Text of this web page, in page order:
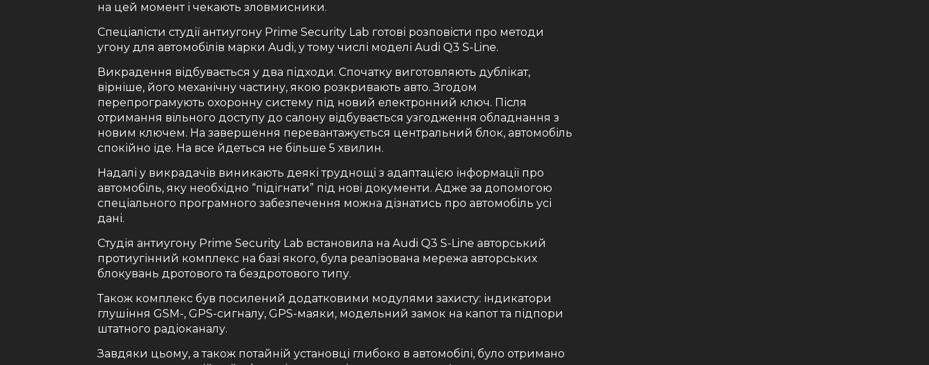
на цей момент і чекають зловмисники.
Спеціалісти студії антиугону Prime Security Lab готові розповісти про методи
угону для автомобілів марки Audi, у тому числі моделі Audi Q3 S-Line.
Викрадення відбувається у два підходи. Спочатку виготовляють дублікат,
вірніше, його механічну частину, якою розкривають авто. Згодом
перепрограмують охоронну систему під новий електронний ключ. Після
отримання вільного доступу до салону відбувається узгодження обладнання з
новим ключем. На завершення перевантажується центральний блок, автомобіль
спокійно їде. На все йдеться не більше 5 хвилин.
Надалі у викрадачів виникають деякі труднощі з адаптацією інформації про
автомобіль, яку необхідно “підігнати” під нові документи. Адже за допомогою
спеціального програмного забезпечення можна дізнатись про автомобіль усі
дані.
Студія антиугону Prime Security Lab встановила на Audi Q3 S-Line авторський
протиугінний комплекс на базі якого, була реалізована мережа авторських
блокувань дротового та бездротового типу.
Також комплекс був посилений додатковими модулями захисту: індикатори
глушіння GSM-, GPS-сигналу, GPS-маяки, модельний замок на капот та підпори
штатного радіоканалу.
Завдяки цьому, а також потайній установці глибоко в автомобілі, було отримано